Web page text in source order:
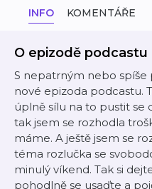
INFO KOMENTÁŘE
O epizodě podcastu
S nepatrným nebo
nové epizoda podcastu.
úplně sílu na to pustit se
tak jsem se rozhodla
máme. A ještě jsem se
téma rozlučka se
minulý víkend. Tak si
pohodlně se usaďte a